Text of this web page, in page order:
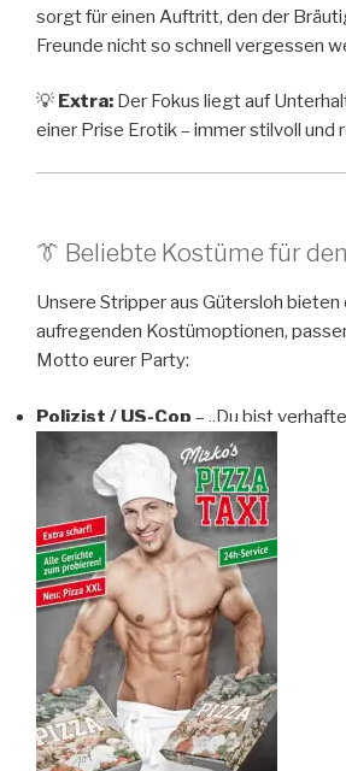
sorgt für einen Auftritt, den der
Freunde nicht so schnell vergessen
💡 Extra: Der Fokus liegt auf
einer Prise Erotik – immer stilvoll und
👔 Beliebte Kostüme für
Unsere Stripper aus Gütersloh bieten
aufregenden Kostümoptionen,
Motto eurer Party:
Polizist / US-Cop – „Du bist